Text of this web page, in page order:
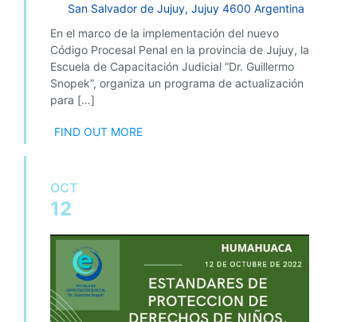
San Salvador de Jujuy, Jujuy 4600 Argentina
En el marco de la implementación del nuevo
Código Procesal Penal en la provincia de Jujuy, la
Escuela de Capacitación Judicial “Dr. Guillermo
Snopek”, organiza un programa de actualización
para […]
FIND OUT MORE
OCT
12